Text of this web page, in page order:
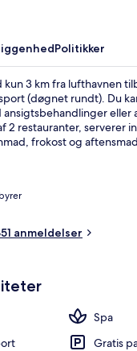
Politikker
3 km fra lufthavnen
(døgnet rundt). Du
eller
2 restauranter, serverer
frokost og
anmeldelser
Spa
Gratis